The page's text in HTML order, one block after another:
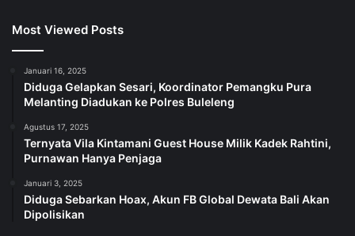
Most Viewed Posts
Januari 16, 2025
Diduga Gelapkan Sesari, Koordinator Pemangku Pura
Melanting Diadukan ke Polres Buleleng
Agustus 17, 2025
Ternyata Vila Kintamani Guest House Milik Kadek Rahtini,
Purnawan Hanya Penjaga
Januari 3, 2025
Diduga Sebarkan Hoax, Akun FB Global Dewata Bali Akan
Dipolisikan